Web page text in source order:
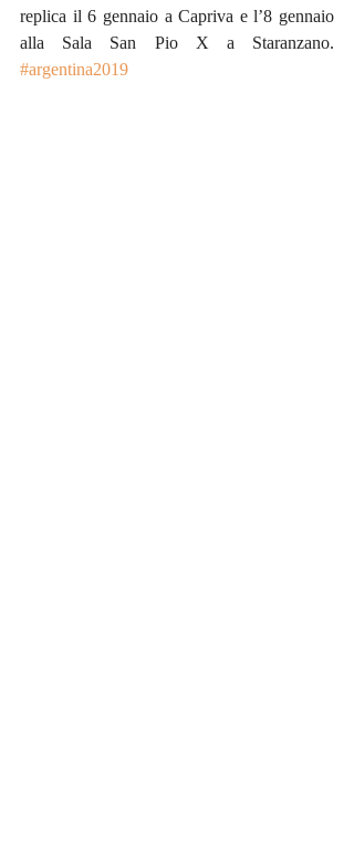
replica il 6 gennaio a Capriva e l’8 gennaio
#argentina2019